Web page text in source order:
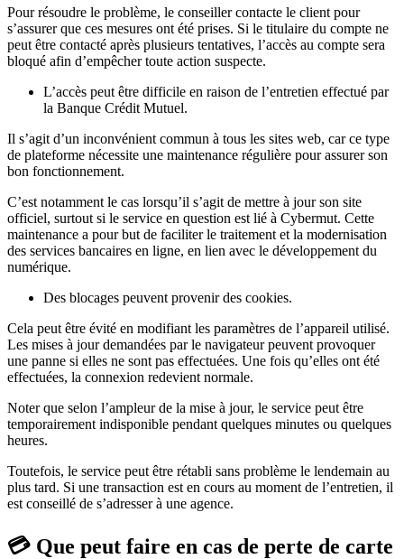
Pour résoudre le problème, le conseiller contacte le client pour
s’assurer que ces mesures ont été prises. Si le titulaire du compte ne
peut être contacté après plusieurs tentatives, l’accès au compte sera
bloqué afin d’empêcher toute action suspecte.
L’accès peut être difficile en raison de l’entretien effectué par
la Banque Crédit Mutuel.
Il s’agit d’un inconvénient commun à tous les sites web, car ce type
de plateforme nécessite une maintenance régulière pour assurer son
bon fonctionnement.
C’est notamment le cas lorsqu’il s’agit de mettre à jour son site
officiel, surtout si le service en question est lié à Cybermut. Cette
maintenance a pour but de faciliter le traitement et la modernisation
des services bancaires en ligne, en lien avec le développement du
numérique.
Des blocages peuvent provenir des cookies.
Cela peut être évité en modifiant les paramètres de l’appareil utilisé.
Les mises à jour demandées par le navigateur peuvent provoquer
une panne si elles ne sont pas effectuées. Une fois qu’elles ont été
effectuées, la connexion redevient normale.
Noter que selon l’ampleur de la mise à jour, le service peut être
temporairement indisponible pendant quelques minutes ou quelques
heures.
Toutefois, le service peut être rétabli sans problème le lendemain au
plus tard. Si une transaction est en cours au moment de l’entretien, il
est conseillé de s’adresser à une agence.
💳 Que peut faire en cas de perte de carte